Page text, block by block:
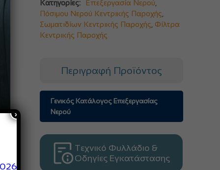
Κατηγορίες:
Επεξεργασία Νερού
Πόσιμου Νερού Κεντρικής Παροχής
Σωματιδίων Κεντρικής Παροχής Φίλτρα
Κεντρικής Παροχής
Περιγραφή Προϊόντος
Γενικός Κατάλογος Επεξεργασίας
Νερού
Τεχνικό Φυλλάδιο &
Οδηγίες Εγκατάστασης
×